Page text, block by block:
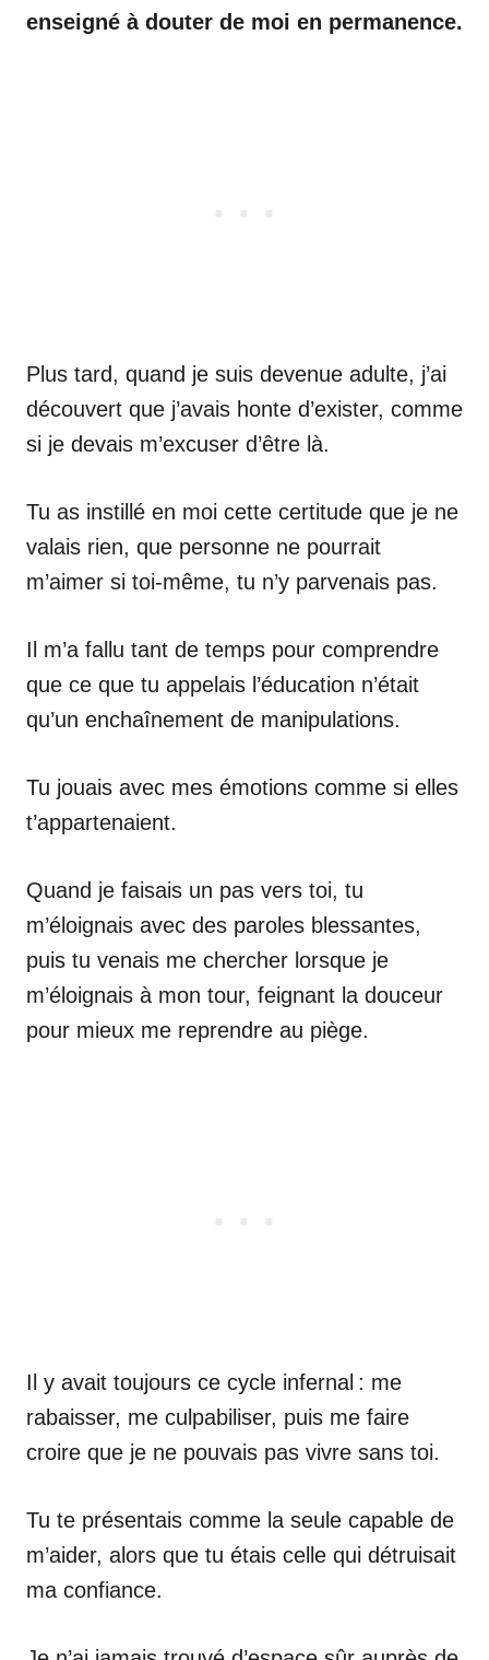
enseigné à douter de moi en permanence.
Plus tard, quand je suis devenue adulte, j’ai
découvert que j’avais honte d’exister, comme
si je devais m’excuser d’être là.
Tu as instillé en moi cette certitude que je ne
valais rien, que personne ne pourrait
m’aimer si toi-même, tu n’y parvenais pas.
Il m’a fallu tant de temps pour comprendre
que ce que tu appelais l’éducation n’était
qu’un enchaînement de manipulations.
Tu jouais avec mes émotions comme si elles
t’appartenaient.
Quand je faisais un pas vers toi, tu
m’éloignais avec des paroles blessantes,
puis tu venais me chercher lorsque je
m’éloignais à mon tour, feignant la douceur
pour mieux me reprendre au piège.
Il y avait toujours ce cycle infernal : me
rabaisser, me culpabiliser, puis me faire
croire que je ne pouvais pas vivre sans toi.
Tu te présentais comme la seule capable de
m’aider, alors que tu étais celle qui détruisait
ma confiance.